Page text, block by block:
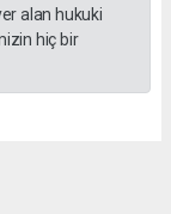
alan hukuki
hiç bir